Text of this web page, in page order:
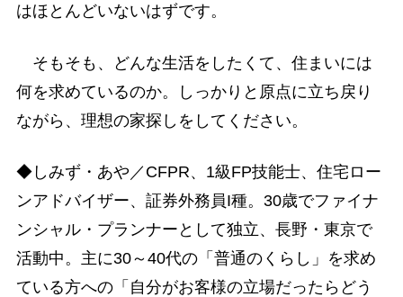
はほとんどいないはずです。
そもそも、どんな生活をしたくて、住まいには
何を求めているのか。しっかりと原点に立ち戻り
ながら、理想の家探しをしてください。
◆しみず・あや／CFPR、1級FP技能士、住宅ロー
ンアドバイザー、証券外務員I種。30歳でファイナ
ンシャル・プランナーとして独立、長野・東京で
活動中。主に30～40代の「普通のくらし」を求め
ている方への「自分がお客様の立場だったらどう